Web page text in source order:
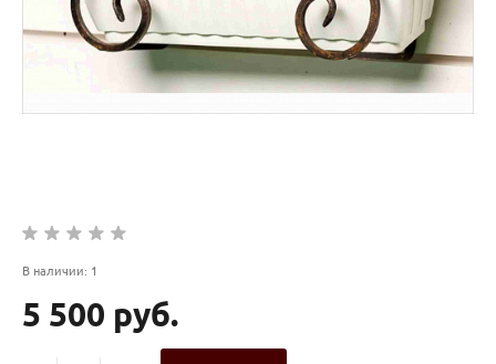
В наличии: 1
5 500 руб.